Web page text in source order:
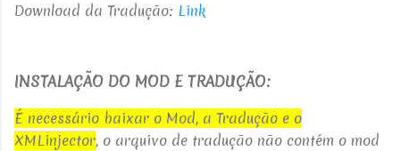
Download da Tradução: Link
INSTALAÇÃO DO MOD E TRADUÇÃO:
É necessário baixar o Mod, a Tradução e o
XMLinjector, o arquivo de tradução não contém o mod